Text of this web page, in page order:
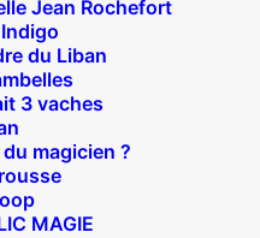
Jean Rochefort
du Liban
3 vaches
magicien ?
MAGIE
!
Parisiens